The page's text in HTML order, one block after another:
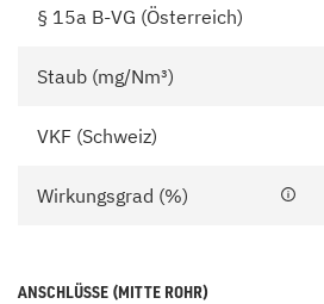
§ 15a B-VG (Österreich)
Staub (mg/Nm³)
VKF (Schweiz)
Wirkungsgrad (%)
ANSCHLÜSSE (MITTE ROHR)